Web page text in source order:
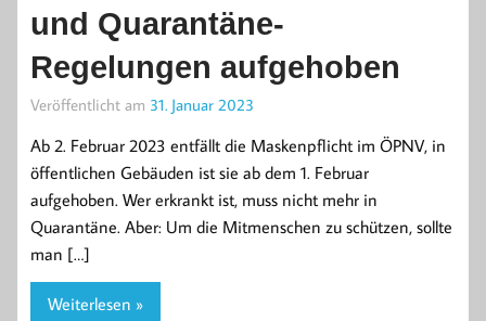
und Quarantäne-
Regelungen aufgehoben
Veröffentlicht am 31. Januar 2023
Ab 2. Februar 2023 entfällt die Maskenpflicht im ÖPNV, in
öffentlichen Gebäuden ist sie ab dem 1. Februar
aufgehoben. Wer erkrankt ist, muss nicht mehr in
Quarantäne. Aber: Um die Mitmenschen zu schützen, sollte
man […]
Weiterlesen »